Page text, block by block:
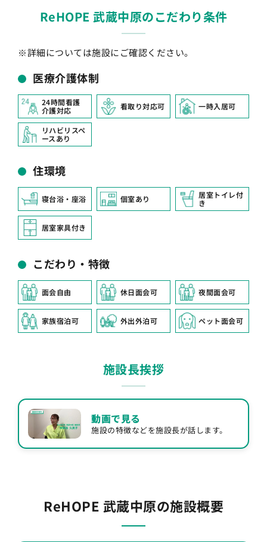
ReHOPE 武蔵中原のこだわり条件
※詳細については施設にご確認ください。
医療介護体制
24時間看護
介護対応
看取り対応可 一時入居可
リハビリスペ
ースあり
住環境
寝台浴・座浴 個室あり
居室トイレ付
き
居室家具付き
こだわり・特徴
面会自由 休日面会可 夜間面会可
家族宿泊可 外出外泊可 ペット面会可
施設長挨拶
動画で見る
施設の特徴などを施設長が話します。
ReHOPE 武蔵中原の施設概要